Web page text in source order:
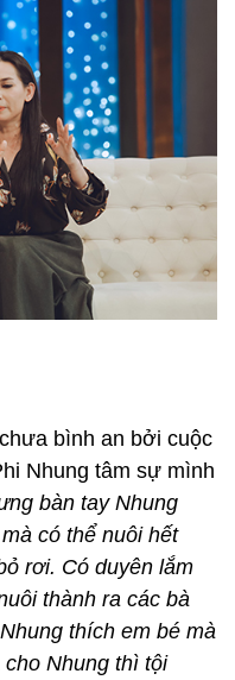
bình an bởi cuộc
Nhung tâm sự mình
bàn tay Nhung
có thể nuôi hết
rơi. Có duyên lắm
thành ra các bà
thích em bé mà
Nhung thì tội